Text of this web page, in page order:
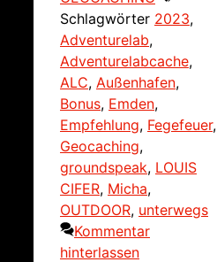
Schlagwörter 2023,
Adventurelab,
Adventurelabcache,
ALC, Außenhafen,
Bonus, Emden,
Empfehlung, Fegefeuer,
Geocaching,
groundspeak, LOUIS
CIFER, Micha,
OUTDOOR, unterwegs
Kommentar
hinterlassen